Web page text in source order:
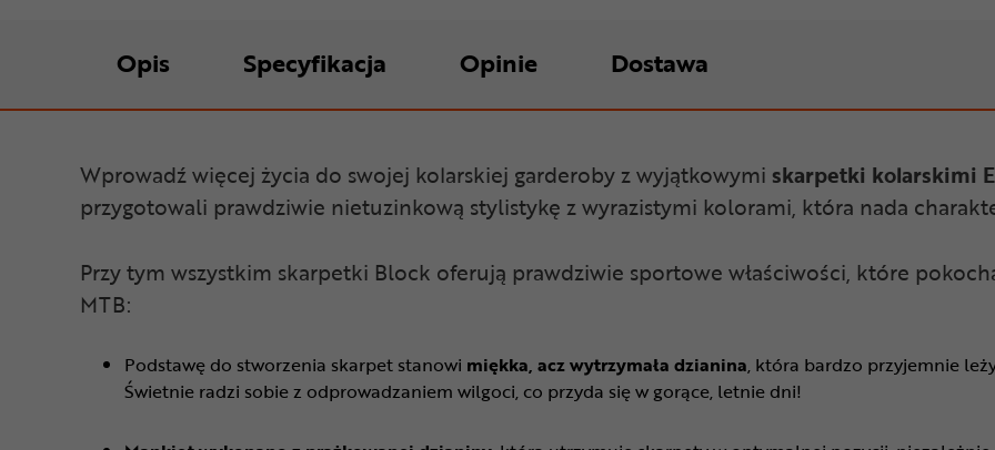
Opis Specyfikacja Opinie Dostawa
Wprowadź więcej życia do swojej kolarskiej garderoby z wyjątkowymi skarpetki kolarskimi
przygotowali prawdziwie nietuzinkową stylistykę z wyrazistymi kolorami, która nada
Przy tym wszystkim skarpetki Block oferują prawdziwie sportowe właściwości, które
MTB:
Podstawę do stworzenia skarpet stanowi miękka, acz wytrzymała dzianina, która bardzo przyjemnie
Świetnie radzi sobie z odprowadzaniem wilgoci, co przyda się w gorące, letnie dni!